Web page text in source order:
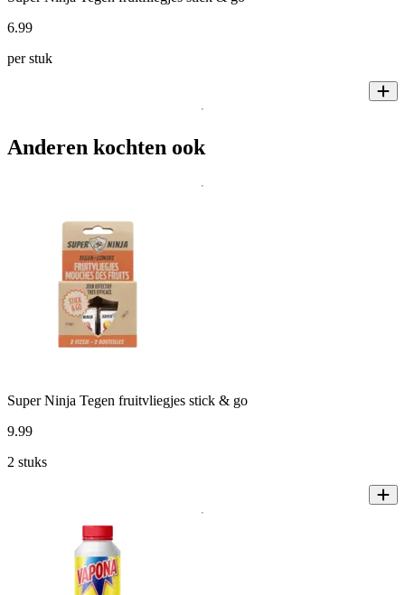
6.99
per stuk
Anderen kochten ook
Super Ninja Tegen fruitvliegjes stick & go
9.99
2 stuks